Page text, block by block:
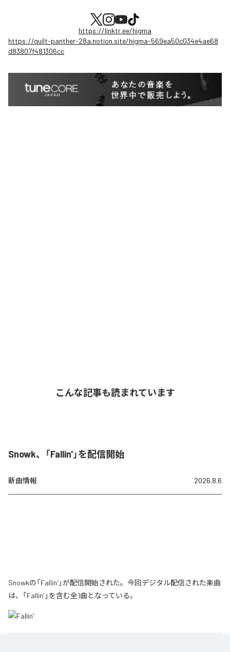
https://linktr.ee/higma
https://quilt-panther-28a.notion.site/higma-569ea50c034e4ae68
d83807f481306cc
こんな記事も読まれています
Snowk、「Fallin'」を配信開始
新曲情報 2026.8.6
Snowkの「Fallin'」が配信開始された。今回デジタル配信された楽曲
は、「Fallin'」を含む全1曲となっている。